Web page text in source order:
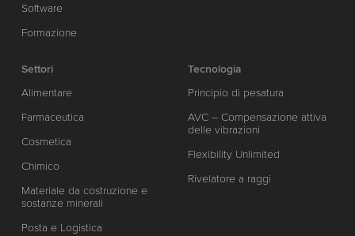
Software
Formazione
Settori
Alimentare
Farmaceutica
Cosmetica
Chimico
Materiale da costruzione e
sostanze minerali
Posta e Logistica
Tecnologia
Principio di pesatura
AVC – Compensazione attiva
delle vibrazioni
Flexibility Unlimited
Rivelatore a raggi